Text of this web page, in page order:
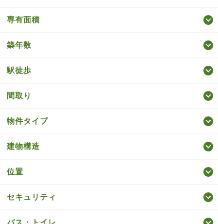
専有面積
築年数
駅徒歩
間取り
物件タイプ
建物構造
位置
セキュリティ